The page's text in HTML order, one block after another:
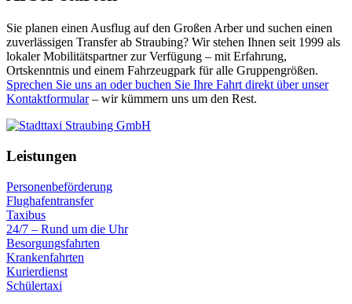
Sie planen einen Ausflug auf den Großen Arber und suchen einen
zuverlässigen Transfer ab Straubing? Wir stehen Ihnen seit 1999 als
lokaler Mobilitätspartner zur Verfügung – mit Erfahrung,
Ortskenntnis und einem Fahrzeugpark für alle Gruppengrößen.
Sprechen Sie uns an oder buchen Sie Ihre Fahrt direkt über unser
Kontaktformular– wir kümmern uns um den Rest.
Leistungen
Personenbeförderung
Flughafentransfer
Taxibus
24/7 – Rund um die Uhr
Besorgungsfahrten
Krankenfahrten
Kurierdienst
Schülertaxi